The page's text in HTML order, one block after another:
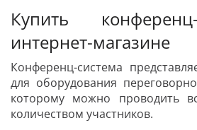
Купить
интернет-магазине
Конференц-система
для оборудования
которому можно проводить
количеством участников.